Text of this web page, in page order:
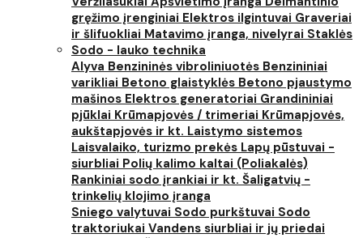
gręžimo įrenginiai Elektros ilgintuvai Graveriai
ir šlifuokliai Matavimo įranga, nivelyrai Staklės
Sodo - lauko technika
Alyva Benzininės vibroliniuotės Benzininiai
varikliai Betono glaistyklės Betono pjaustymo
mašinos Elektros generatoriai Grandininiai
pjūklai Krūmapjovės / trimeriai Krūmapjovės,
aukštapjovės ir kt. Laistymo sistemos
Laisvalaiko, turizmo prekės Lapų pūstuvai -
siurbliai Polių kalimo kaltai (Poliakalės)
Rankiniai sodo įrankiai ir kt. Šaligatvių -
trinkelių klojimo įranga
Sniego valytuvai Sodo purkštuvai Sodo
traktoriukai Vandens siurbliai ir jų priedai